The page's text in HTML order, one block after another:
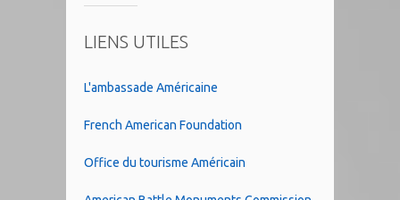
LIENS UTILES
L'ambassade Américaine
French American Foundation
Office du tourisme Américain